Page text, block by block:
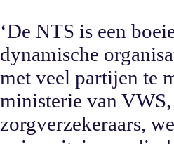
‘De NTS is een
dynamische
met veel partijen te
ministerie van VWS,
zorgverzekeraars,